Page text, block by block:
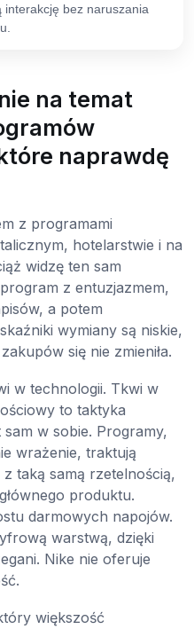
interakcję bez naruszania
na temat
naprawdę
z programami
hotelarstwie i na
widzę ten sam
z entuzjazmem,
a potem
wymiany są niskie,
się nie zmieniła.
w technologii. Tkwi w
to taktyka
w sobie. Programy,
wrażenie, traktują
taką samą rzetelnością,
produktu.
darmowych napojów.
warstwą, dzięki
Nike nie oferuje
większość